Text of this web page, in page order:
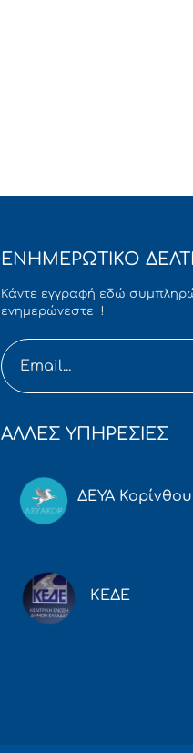
ΕΝΗΜΕΡΩΤΙΚΟ
Κάντε εγγραφή εδώ
ενημερώνεστε !
ΑΛΛΕΣ ΥΠΗΡΕΣΙΕΣ
ΔΕΥΑ Κορίνθου
ΚΕΔΕ